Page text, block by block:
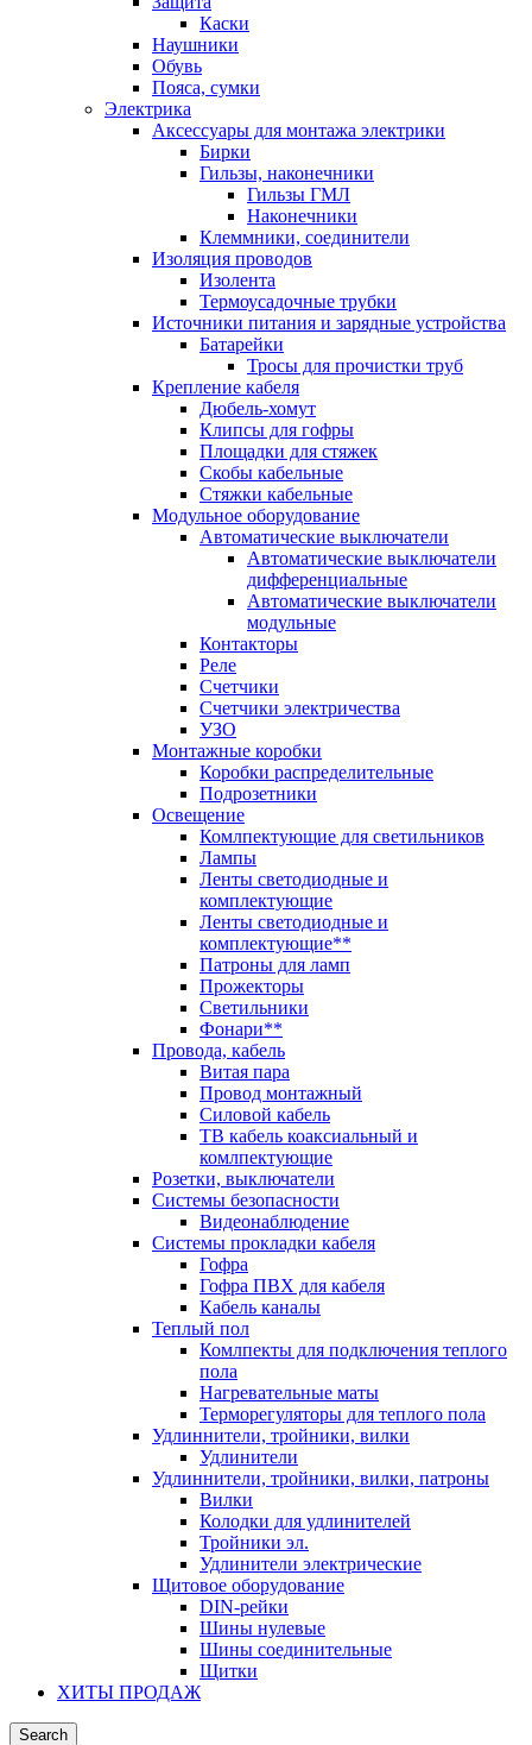
Каски
Наушники
Обувь
Пояса, сумки
Электрика
Аксессуары для монтажа электрики
Бирки
Гильзы, наконечники
Гильзы ГМЛ
Наконечники
Клеммники, соединители
Изоляция проводов
Изолента
Термоусадочные трубки
Источники питания и зарядные устройства
Батарейки
Тросы для прочистки труб
Крепление кабеля
Дюбель-хомут
Клипсы для гофры
Площадки для стяжек
Скобы кабельные
Стяжки кабельные
Модульное оборудование
Автоматические выключатели
Автоматические выключатели
дифференциальные
Автоматические выключатели
модульные
Контакторы
Реле
Счетчики
Счетчики электричества
УЗО
Монтажные коробки
Коробки распределительные
Подрозетники
Освещение
Комлпектующие для светильников
Лампы
Ленты светодиодные и
комплектующие
Ленты светодиодные и
комплектующие**
Патроны для ламп
Прожекторы
Светильники
Фонари**
Провода, кабель
Витая пара
Провод монтажный
Силовой кабель
ТВ кабель коаксиальный и
комлпектующие
Розетки, выключатели
Системы безопасности
Видеонаблюдение
Системы прокладки кабеля
Гофра
Гофра ПВХ для кабеля
Кабель каналы
Теплый пол
Комлпекты для подключения теплого
пола
Нагревательные маты
Терморегуляторы для теплого пола
Удлиннители, тройники, вилки
Удлинители
Удлиннители, тройники, вилки, патроны
Вилки
Колодки для удлинителей
Тройники эл.
Удлинители электрические
Щитовое оборудование
DIN-рейки
Шины нулевые
Шины соединительные
Щитки
ХИТЫ ПРОДАЖ
Search